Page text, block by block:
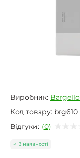
Виробник: Bargello
Код товару: brg610
Відгуки: (0)
В наявності